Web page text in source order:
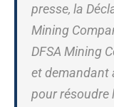
presse, la
Mining
DFSA Mining
et demandant
pour résoudre